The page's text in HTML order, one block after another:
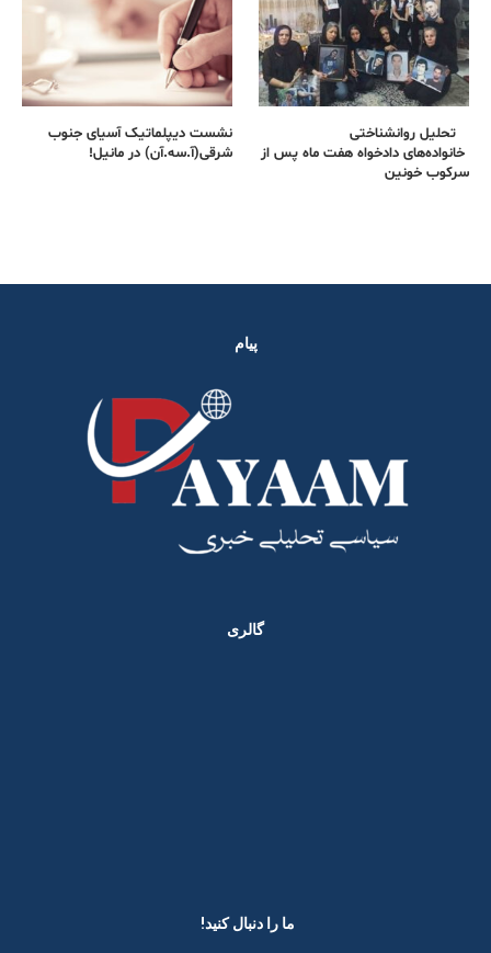
تحلیل روانشناختی
خانواده‌های دادخواه هفت ماه پس از
سرکوب خونین
نشست دیپلماتیک آسیای جنوب
شرقی‌(آ.سه.آن) در مانیل!
پیام
گالری
ما را دنبال کنید! ​